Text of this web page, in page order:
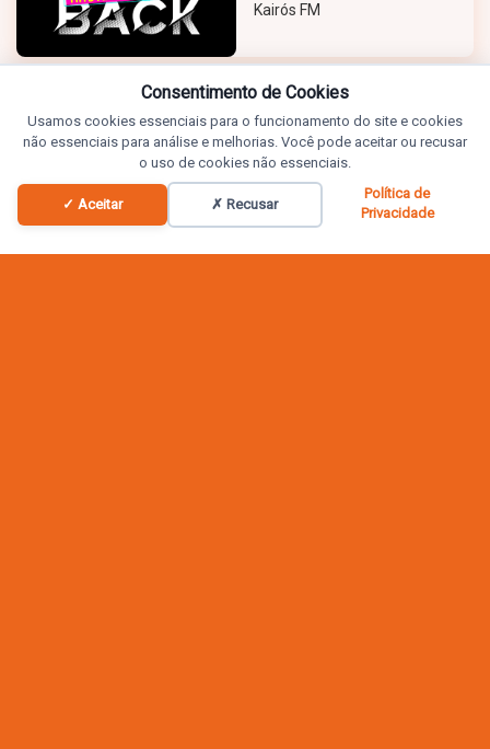
Kairós FM
Programação
Consentimento de Cookies
Usamos cookies essenciais para o funcionamento do site e cookies
não essenciais para análise e melhorias. Você pode aceitar ou recusar
o uso de cookies não essenciais.
✓ Aceitar ✗ Recusar
Política de
Privacidade